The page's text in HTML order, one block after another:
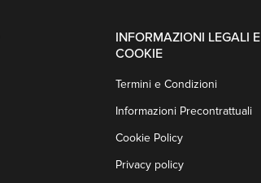
INFORMAZIONI LEGALI E
COOKIE
Termini e Condizioni
Informazioni Precontrattuali
Cookie Policy
Privacy policy